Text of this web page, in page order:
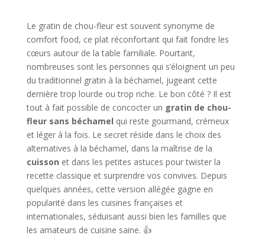
Le gratin de chou-fleur est souvent synonyme de
comfort food, ce plat réconfortant qui fait fondre les
cœurs autour de la table familiale. Pourtant,
nombreuses sont les personnes qui s’éloignent un peu
du traditionnel gratin à la béchamel, jugeant cette
dernière trop lourde ou trop riche. Le bon côté ? Il est
tout à fait possible de concocter un gratin de chou-
fleur sans béchamel qui reste gourmand, crémeux
et léger à la fois. Le secret réside dans le choix des
alternatives à la béchamel, dans la maîtrise de la
cuisson et dans les petites astuces pour twister la
recette classique et surprendre vos convives. Depuis
quelques années, cette version allégée gagne en
popularité dans les cuisines françaises et
internationales, séduisant aussi bien les familles que
les amateurs de cuisine saine. 👍